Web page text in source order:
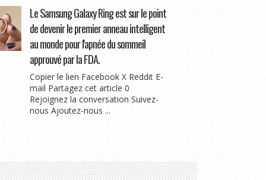
Le Samsung Galaxy Ring est sur le point
de devenir le premier anneau intelligent
au monde pour l'apnée du sommeil
approuvé par la FDA.
Copier le lien Facebook X Reddit E-
mail Partagez cet article 0
Rejoignez la conversation Suivez-
nous Ajoutez-nous ...